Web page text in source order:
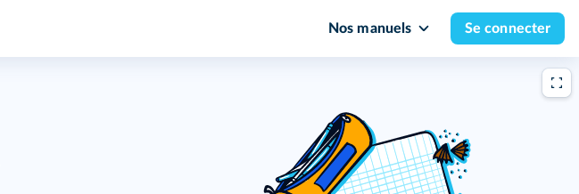
Nos manuels Se connecter